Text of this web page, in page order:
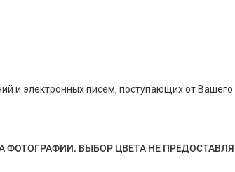
и электронных писем, поступающих от
ФОТОГРАФИИ. ВЫБОР ЦВЕТА НЕ